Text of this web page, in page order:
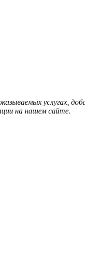
услугах,
на нашем сайте.